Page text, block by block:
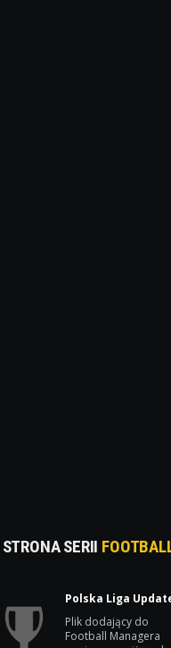
SERII
Polska Liga
Plik dodający do
Football Managera